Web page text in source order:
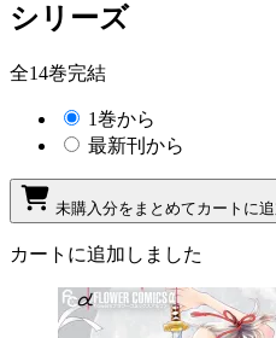
シリーズ
全14巻完結
1巻から
最新刊から
未購入分をまとめてカートに
カートに追加しました